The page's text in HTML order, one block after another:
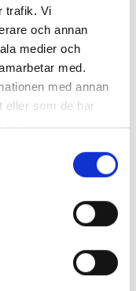
trafik. Vi
och annan
medier och
med.
med annan
eller som de har